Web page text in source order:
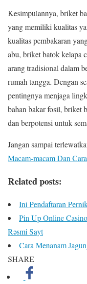
Kesimpulannya, briket
yang memiliki kualitas
kualitas pembakaran
abu, briket batok kelapa
arang tradisional dalam
rumah tangga. Dengan
pentingnya menjaga
bahan bakar fosil, briket
dan berpotensi untuk
Jangan sampai
Macam-macam Dan
Related posts:
Ini Pendaftaran
Pin Up Online
Rəsmi Sayt
Cara Menanam
SHARE